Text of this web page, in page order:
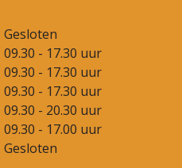
Gesloten
09.30 - 17.30 uur
09.30 - 17.30 uur
09.30 - 17.30 uur
09.30 - 20.30 uur
09.30 - 17.00 uur
Gesloten